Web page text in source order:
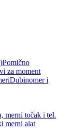
Pomično
za moment
Dubinomer i
merni točak i tel.
merni alat